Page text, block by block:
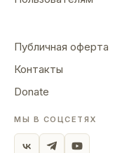
Публичная оферта
Контакты
Donate
МЫ В СОЦСЕТЯХ